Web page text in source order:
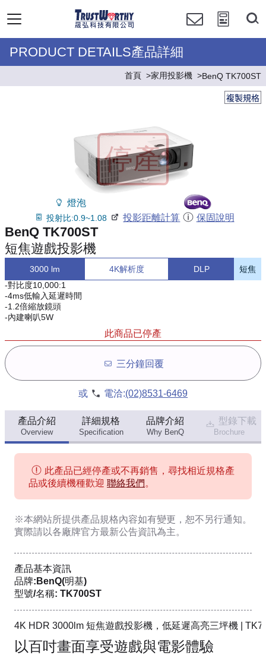
PRODUCT DETAILS產品詳細
首頁 家用投影機 BenQ TK700ST
複製規格
燈泡
投射比:0.9~1.08 投影距離計算 保固說明
BenQ TK700ST
短焦遊戲投影機
3000 lm 4K解析度 DLP
短焦
-對比度10,000:1
-4ms低輸入延遲時間
-1.2倍縮放鏡頭
-內建喇叭5W
此商品已停產
三分鐘回覆
或 電洽:(02)8531-6469
產品介紹
Overview
詳細規格
Specification
品牌介紹
Why BenQ
型錄下載
Brochure
此產品已經停產或不再銷售，尋找相近規格產
品或後續機種歡迎 聯絡我們 。
※本網站所提供產品規格內容如有變更，恕不另行通知。
實際請以各廠牌官方最新公告資訊為主。
產品基本資訊
品牌:BenQ(明基)
型號/名稱: TK700ST
4K HDR 3000lm 短焦遊戲投影機，低延遲高亮三坪機 |
以百吋畫面享受遊戲與電影體驗